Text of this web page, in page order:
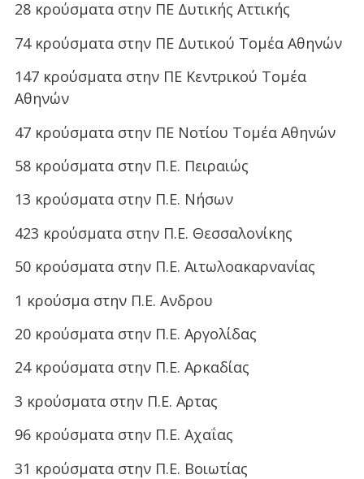
28 κρούσματα στην ΠΕ Δυτικής Αττικής
74 κρούσματα στην ΠΕ Δυτικού Τομέα Αθηνών
147 κρούσματα στην ΠΕ Κεντρικού Τομέα
Αθηνών
47 κρούσματα στην ΠΕ Νοτίου Τομέα Αθηνών
58 κρούσματα στην Π.Ε. Πειραιώς
13 κρούσματα στην Π.Ε. Νήσων
423 κρούσματα στην Π.Ε. Θεσσαλονίκης
50 κρούσματα στην Π.Ε. Αιτωλοακαρνανίας
1 κρούσμα στην Π.Ε. Ανδρου
20 κρούσματα στην Π.Ε. Αργολίδας
24 κρούσματα στην Π.Ε. Αρκαδίας
3 κρούσματα στην Π.Ε. Αρτας
96 κρούσματα στην Π.Ε. Αχαΐας
31 κρούσματα στην Π.Ε. Βοιωτίας